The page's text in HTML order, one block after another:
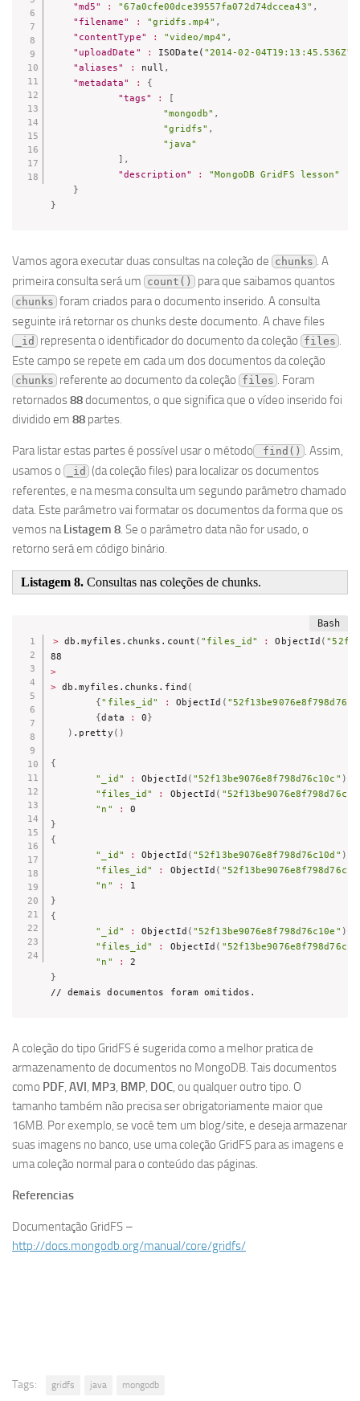
"md5" : "67a0cfe00dce39557fa072d74dccea43" ,
"filename"
: "gridfs.mp4" ,
"contentType"
: "video/mp4" ,
"uploadDate"
: ISODate( "2014-02-04T19:13:45.536Z"
"aliases"
: null ,
"metadata"
:
{
"tags"
:
[
"mongodb" ,
"gridfs" ,
"java"
] ,
"description"
:
"MongoDB GridFS lesson"
}
}
Vamos agora executar duas consultas na coleção de chunks
. A
primeira consulta será um count() para que saibamos quantos
chunks foram criados para o documento inserido. A consulta
seguinte irá retornar os chunks deste documento. A chave files
_id representa o identificador do documento da coleção files
Este campo se repete em cada um dos documentos da coleção
chunks referente ao documento da coleção files
. Foram
retornados88documentos, o que significa que o vídeo inserido foi
dividido em 88 partes.
Para listar estas partes é possível usar o método find()
. Assim,
usamos o
_id (da coleção files) para localizar os documentos
referentes, e na mesma consulta um segundo parâmetro chamado
data. Este parâmetro vai formatar os documentos da forma que os
vemos na Listagem 8 . Se o parâmetro data não for usado, o
retorno será em código binário.
Listagem 8. Consultas nas coleções de chunks.
> db.myfiles.chunks.count ( "files_id" : ObjectId (
>
> db.myfiles.chunks.find (
{"files_id" : ObjectId (
{data : 0}
) .pretty ( )
{
"_id"
: ObjectId ( "52f13be9076e8f798d76c10c" )
"files_id"
: ObjectId (
"n"
:
}
{
"_id"
: ObjectId ( "52f13be9076e8f798d76c10d" )
"files_id"
: ObjectId (
"n"
:
}
{
"_id"
: ObjectId ( "52f13be9076e8f798d76c10e" )
"files_id"
: ObjectId (
"n"
:
}
// demais documentos foram omitidos.
A coleção do tipo GridFS é sugerida como a melhor pratica de
armazenamento de documentos no MongoDB. Tais documentos
como PDF, AVI, MP3, BMP, DOC, ou qualquer outro tipo. O
tamanho também não precisa ser obrigatoriamente maior que
16MB. Por exemplo, se você tem um blog/site, e deseja armazenar
suas imagens no banco, use uma coleção GridFS para as imagens e
uma coleção normal para o conteúdo das páginas.
Referencias
Documentação GridFS –
http://docs.mongodb.org/manual/core/gridfs/
Tags: gridfs java mongodb